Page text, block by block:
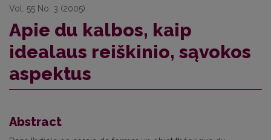
Vol. 55 No. 3 (2005)
Apie du kalbos, kaip
idealaus reiškinio, sąvokos
aspektus
Abstract